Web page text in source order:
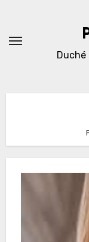
contenido